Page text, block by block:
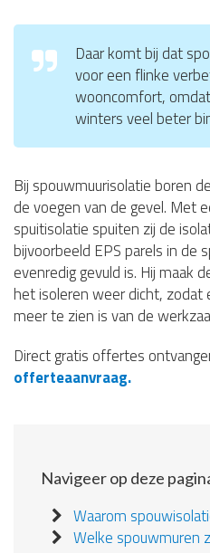
Daar komt bij dat
voor een flinke
wooncomfort,
winters veel beter
Bij spouwmuurisolatie boren
de voegen van de gevel. Met
spuitisolatie spuiten zij de
bijvoorbeeld EPS parels in de
evenredig gevuld is. Hij maak
het isoleren weer dicht,
meer te zien is van de
Direct gratis offertes
offerteaanvraag.
Navigeer op deze
Waarom
Welke spouwmuren